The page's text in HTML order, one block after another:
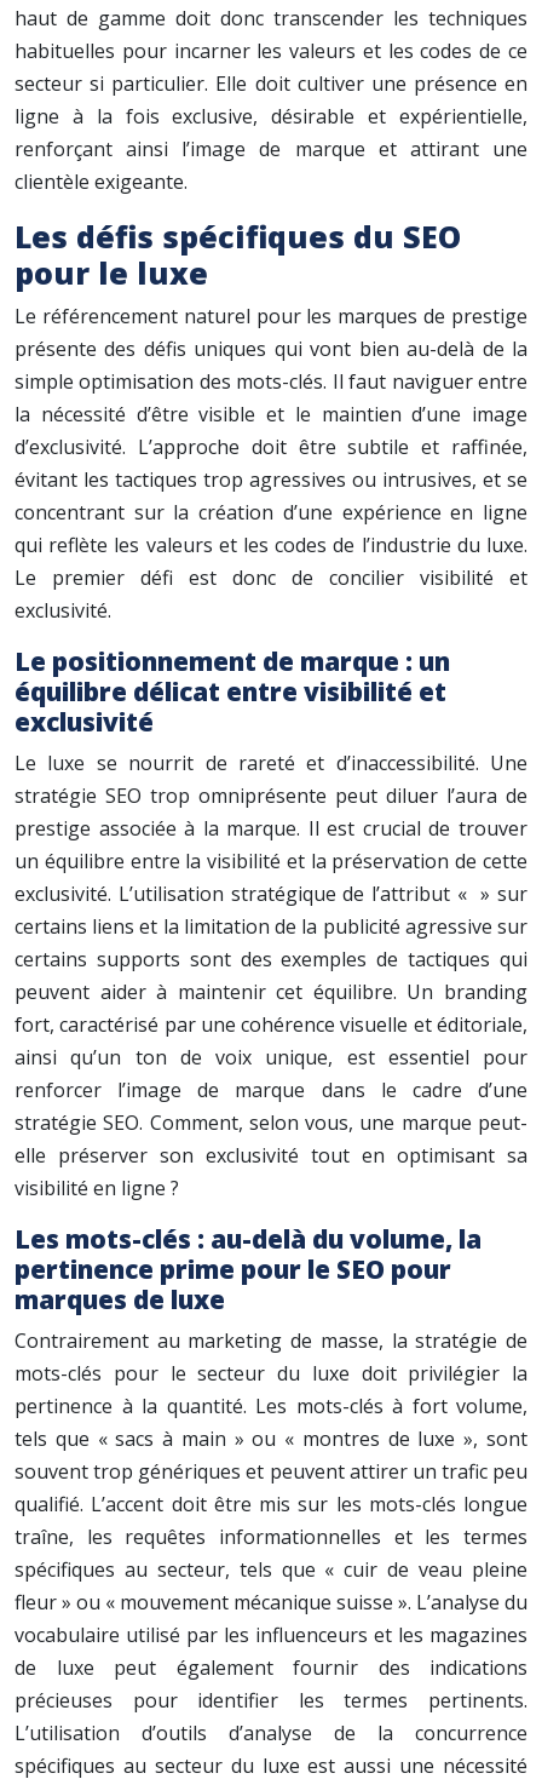
haut de gamme doit donc transcender les techniques
habituelles pour incarner les valeurs et les codes de ce
secteur si particulier. Elle doit cultiver une présence en
ligne à la fois exclusive, désirable et expérientielle,
renforçant ainsi l’image de marque et attirant une
clientèle exigeante.
Les défis spécifiques du SEO
pour le luxe
Le référencement naturel pour les marques de prestige
présente des défis uniques qui vont bien au-delà de la
simple optimisation des mots-clés. Il faut naviguer entre
la nécessité d’être visible et le maintien d’une image
d’exclusivité. L’approche doit être subtile et raffinée,
évitant les tactiques trop agressives ou intrusives, et se
concentrant sur la création d’une expérience en ligne
qui reflète les valeurs et les codes de l’industrie du luxe.
Le premier défi est donc de concilier visibilité et
exclusivité.
Le positionnement de marque : un
équilibre délicat entre visibilité et
exclusivité
Le luxe se nourrit de rareté et d’inaccessibilité. Une
stratégie SEO trop omniprésente peut diluer l’aura de
prestige associée à la marque. Il est crucial de trouver
un équilibre entre la visibilité et la préservation de cette
exclusivité. L’utilisation stratégique de l’attribut « » sur
certains liens et la limitation de la publicité agressive sur
certains supports sont des exemples de tactiques qui
peuvent aider à maintenir cet équilibre. Un branding
fort, caractérisé par une cohérence visuelle et éditoriale,
ainsi qu’un ton de voix unique, est essentiel pour
renforcer l’image de marque dans le cadre d’une
stratégie SEO. Comment, selon vous, une marque peut-
elle préserver son exclusivité tout en optimisant sa
visibilité en ligne ?
Les mots-clés : au-delà du volume, la
pertinence prime pour le SEO pour
marques de luxe
Contrairement au marketing de masse, la stratégie de
mots-clés pour le secteur du luxe doit privilégier la
pertinence à la quantité. Les mots-clés à fort volume,
tels que « sacs à main » ou « montres de luxe », sont
souvent trop génériques et peuvent attirer un trafic peu
qualifié. L’accent doit être mis sur les mots-clés longue
traîne, les requêtes informationnelles et les termes
spécifiques au secteur, tels que « cuir de veau pleine
fleur » ou « mouvement mécanique suisse ». L’analyse du
vocabulaire utilisé par les influenceurs et les magazines
de luxe peut également fournir des indications
précieuses pour identifier les termes pertinents.
L’utilisation d’outils d’analyse de la concurrence
spécifiques au secteur du luxe est aussi une nécessité